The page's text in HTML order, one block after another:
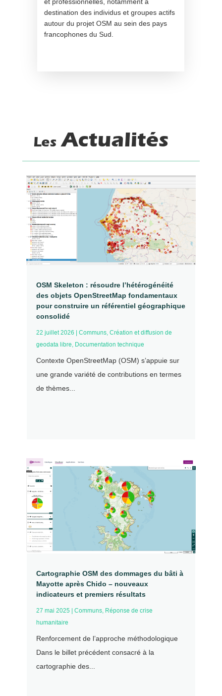
et professionnelles, notamment à
destination des individus et groupes actifs
autour du projet OSM au sein des pays
francophones du Sud.
LesActualités
OSM Skeleton : résoudre l’hétérogénéité
des objets OpenStreetMap fondamentaux
pour construire un référentiel géographique
consolidé
22 juillet 2026 Communs, Création et diffusion de
geodata libre, Documentation technique
Contexte OpenStreetMap (OSM) s’appuie sur
une grande variété de contributions en termes
de thèmes...
Cartographie OSM des dommages du bâti à
Mayotte après Chido – nouveaux
indicateurs et premiers résultats
27 mai 2025 Communs, Réponse de crise
humanitaire
Renforcement de l’approche méthodologique
Dans le billet précédent consacré à la
cartographie des...